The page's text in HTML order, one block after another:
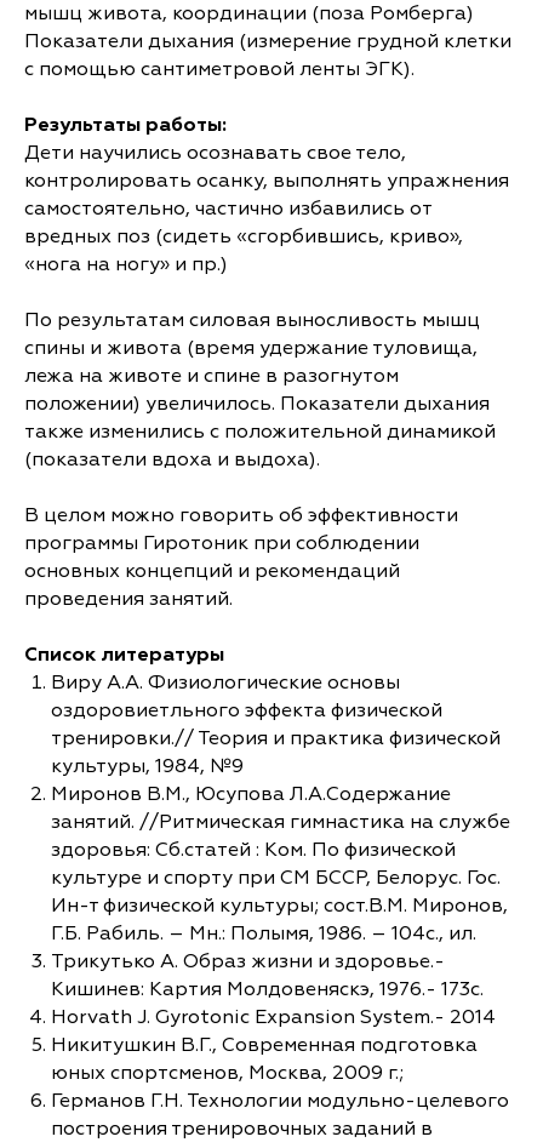
мышц живота, координации (поза Ромберга)
Показатели дыхания (измерение грудной клетки
с помощью сантиметровой ленты ЭГК).
Результаты работы:
Дети научились осознавать свое тело,
контролировать осанку, выполнять упражнения
самостоятельно, частично избавились от
вредных поз (сидеть «сгорбившись, криво»,
«нога на ногу» и пр.)
По результатам силовая выносливость мышц
спины и живота (время удержание туловища,
лежа на животе и спине в разогнутом
положении) увеличилось. Показатели дыхания
также изменились с положительной динамикой
(показатели вдоха и выдоха).
В целом можно говорить об эффективности
программы Гиротоник при соблюдении
основных концепций и рекомендаций
проведения занятий.
Список литературы
Виру А.А. Физиологические основы
оздоровиетльного эффекта физической
тренировки.// Теория и практика физической
культуры, 1984, №9
Миронов В.М., Юсупова Л.А.Содержание
занятий. //Ритмическая гимнастика на службе
здоровья: Сб.статей : Ком. По физической
культуре и спорту при СМ БССР, Белорус. Гос.
Ин-т физической культуры; сост.В.М. Миронов,
Г.Б. Рабиль. – Мн.: Полымя, 1986. – 104с., ил.
Трикутько А. Образ жизни и здоровье.-
Кишинев: Картия Молдовеняскэ, 1976.- 173с.
Horvath J. Gyrotonic Expansion System.- 2014
Никитушкин В.Г., Современная подготовка
юных спортсменов, Москва, 2009 г.;
Германов Г.Н. Технологии модульно-целевого
построения тренировочных заданий в